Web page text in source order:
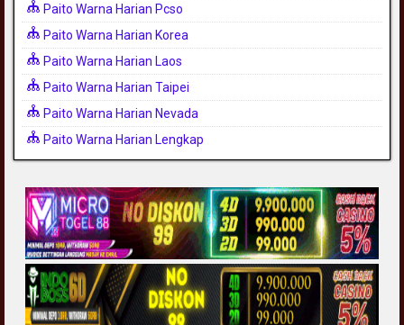
Paito Warna Harian Pcso
Paito Warna Harian Korea
Paito Warna Harian Laos
Paito Warna Harian Taipei
Paito Warna Harian Nevada
Paito Warna Harian Lengkap